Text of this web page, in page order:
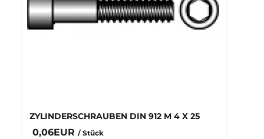
ZYLINDERSCHRAUBEN DIN 912 M 4 X 25
0,06EUR / Stück